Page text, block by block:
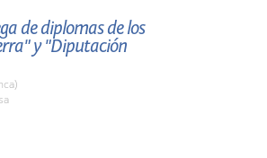
de diplomas de los
y "Diputación